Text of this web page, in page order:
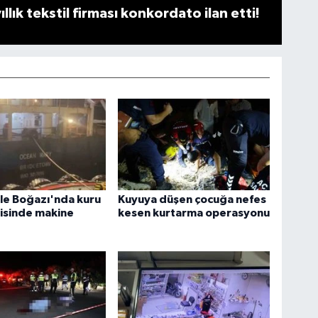
tekstil firması konkordato ilan etti!
Boğazı'nda kuru
makine
Kuyuya düşen çocuğa nefes
kesen kurtarma operasyonu